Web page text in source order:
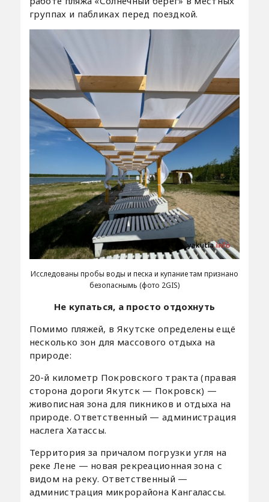
группах и пабликах перед поездкой.
Исследованы пробы воды и песка и купание там признано
безопаснымь (фото 2GIS)
Не купаться, а просто отдохнуть
Помимо пляжей, в Якутске определены ещё
несколько зон для массового отдыха на
природе:
20-й километр Покровского тракта (правая
сторона дороги Якутск — Покровск) —
живописная зона для пикников и отдыха на
природе. Ответственный — администрация
наслега Хатассы.
Территория за причалом погрузки угля на
реке Лене — новая рекреационная зона с
видом на реку. Ответственный —
администрация микрорайона Кангалассы.